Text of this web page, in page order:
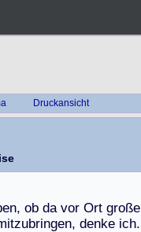
Druckansicht
en, ob da vor Ort große
itzubringen, denke ich.